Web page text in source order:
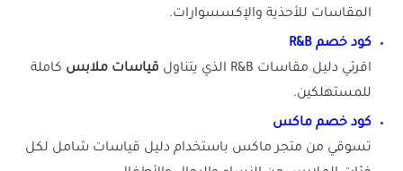
المقاسات للأحذية والإكسسوارات.
كود خصم R&B
اقرئي دليل مقاسات R&B الذي يتناول
قياسات ملابس كاملة
للمستهلكين.
كود خصم ماكس
تسوقي من متجر ماكس باستخدام دليل قياسات شامل لكل